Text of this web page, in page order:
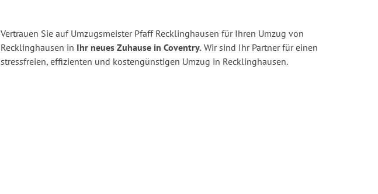
Vertrauen Sie auf Umzugsmeister Pfaff Recklinghausen für Ihren Umzug von
Recklinghausen in Ihr neues Zuhause in Coventry. Wir sind Ihr Partner für einen
stressfreien, effizienten und kostengünstigen Umzug in Recklinghausen.